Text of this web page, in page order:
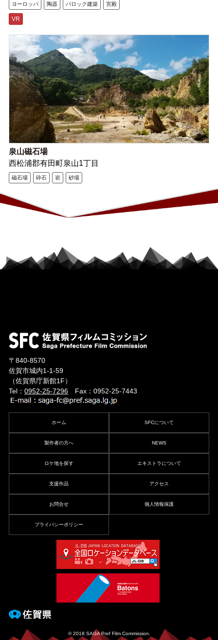
ヨーロッパ 陶器 バロック建築 宮殿
VR
泉山磁石場
西松浦郡有田町泉山1丁目
磁石場 砕石 岩 砂場
〒840-8570
佐賀市城内1-1-59
（佐賀県庁新館1F）
Tel： 0952-25-7296Fax：0952-25-7443
ホーム SFCについて
製作者の方へ NEWS
ロケ地を探す エキストラについて
支援作品 アクセス
お問合せ 個人情報保護
プライバシーポリシー
© 2018 SAGA Pref Film Commission.